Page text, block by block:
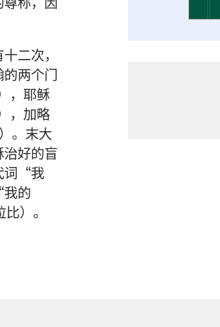
二次，
两个门
，耶稣
，加略
）。末大
好的盲
词“我
的
）。